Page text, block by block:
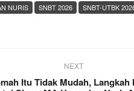
NURIS SNBT 2026
SNBT-UTBK
NEXT
Itu Tidak Mudah,